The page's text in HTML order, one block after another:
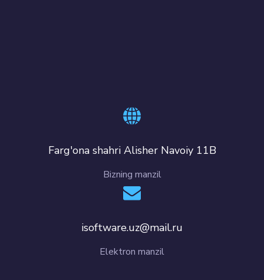
Farg'ona shahri Alisher Navoiy 11B
Bizning manzil
isoftware.uz@mail.ru
Elektron manzil